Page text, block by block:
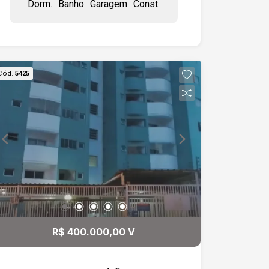
fitness, piscina adulto e infantil, quadra
Dorm.
Banho Garagem Const.
5425
R$ 400.000,00 V